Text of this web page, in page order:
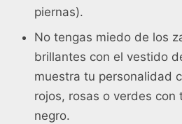
piernas).
No tengas miedo de los
brillantes con el vestido
muestra tu personalidad
rojos, rosas o verdes
negro.